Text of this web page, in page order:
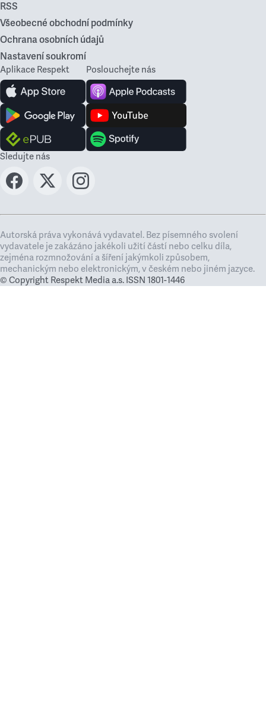
RSS
Všeobecné obchodní podmínky
Ochrana osobních údajů
Nastavení soukromí
Aplikace Respekt Poslouchejte nás
Sledujte nás
Autorská práva vykonává vydavatel. Bez písemného svolení
vydavatele je zakázáno jakékoli užití částí nebo celku díla,
zejména rozmnožování a šíření jakýmkoli způsobem,
mechanickým nebo elektronickým, v českém nebo jiném jazyce.
© Copyright Respekt Media a.s. ISSN 1801-1446